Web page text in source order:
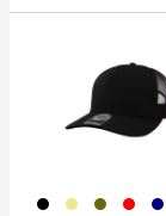
001 013 402 008 536